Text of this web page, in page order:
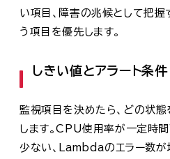
い項目、障害の兆候として把握
う項目を優先します。
しきい値とアラート条件
監視項目を決めたら、どの状
します。CPU使用率が一定時
少ない、Lambdaのエラー数が